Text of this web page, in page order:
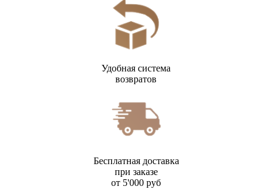
Удобная система
возвратов
Бесплатная доставка
при заказе
от 5'000 руб